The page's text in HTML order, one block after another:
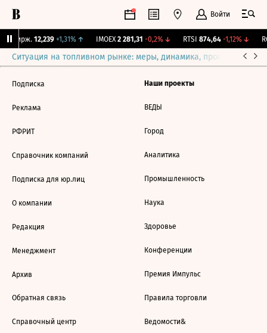
Войти
Бирж. 12,239 +1,31%↑ IMOEX 2 281,31 -0,2%↓ RTSI 874,64 -1,12%↓
Ситуация на топливном рынке: меры, динамика, прогнозы
Подписка
Реклама
РФРИТ
Справочник компаний
Подписка для юр.лиц
О компании
Редакция
Менеджмент
Архив
Обратная связь
Справочный центр
Наши проекты
ВЕДЫ
Город
Аналитика
Промышленность
Наука
Здоровье
Конференции
Премия Импульс
Правила торговли
Ведомости&